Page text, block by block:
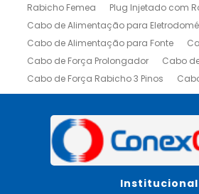
Rabicho Femea
Plug Injetado com
Cabo de Alimentação para
Cabo de Alimentação para Fonte
Cabo de Força Prolongador
Cabo
Cabo de Força Rabicho 3 Pinos
Cabo Fêmea Iec
Cabo Fonte de
Rabicho Macho para Cabos
Rabicho com Plug Injetado
Cabos
Cabos Fonte de Alimentação
Cabos para Fonte de Alimentação
Chicote Cabo Decapado
Plug
Institucional